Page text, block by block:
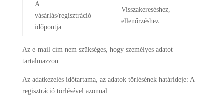
A
vásárlás/regisztráció
időpontja
Visszakereséshez,
ellenőrzéshez
Az e-mail cím nem szükséges, hogy személyes adatot
tartalmazzon.
Az adatkezelés időtartama, az adatok törlésének határideje: A
regisztráció törlésével azonnal.